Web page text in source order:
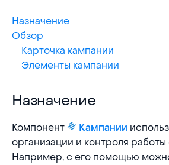
Назначение
Обзор
Карточка кампании
Элементы кампании
Назначение
Назначение
Компонент Кампании
организации и контроля
Например, с его помощью